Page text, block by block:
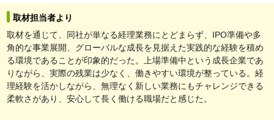
取材担当者より
取材を通じて、同社が単なる経理業務にとどまらず、IPO準備や多
角的な事業展開、グローバルな成長を見据えた実践的な経験を積め
る環境であることが印象的だった。上場準備中という成長企業であ
りながら、実際の残業は少なく、働きやすい環境が整っている。経
理経験を活かしながら、無理なく新しい業務にもチャレンジできる
柔軟さがあり、安心して長く働ける職場だと感じた。